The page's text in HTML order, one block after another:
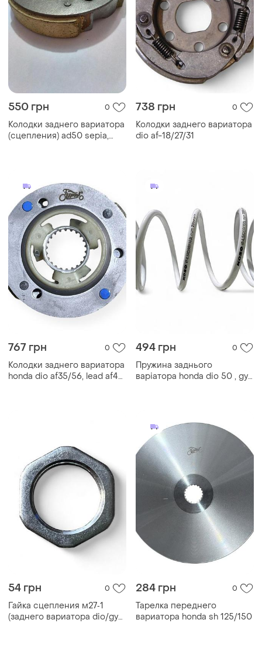
550 грн 0
Колодки заднего вариатора
(сцепления) ad50 sepia,
738 грн 0
Колодки заднего вариатора
dio af-18/27/31
767 грн 0
Колодки заднего вариатора
honda dio af35/56, lead af48
494 грн 0
Пружина заднього
варіатора honda dio 50 , gy6
54 грн 0
Гайка сцепления м27‐1
(заднего вариатора dio/gy6
284 грн 0
Тарелка переднего
вариатора honda sh 125/150